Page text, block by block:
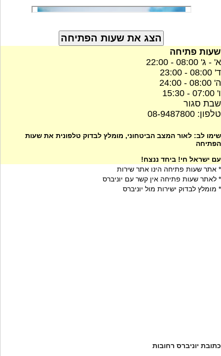
שעות פתיחה
א' - ג' 08:00 - 22:00
ד' 08:00 - 23:00
ה' 08:00 - 24:00
ו' 07:00 - 15:30
שבת סגור
טלפון: 08-9487800
שימו לב: לאור המצב הביטחוני, מומלץ לבדוק טלפונית את שעות
הפתיחה
עם ישראל חי! ביחד ננצח!
* אתר שעות פתיחה הינו אתר שירות
* לאתר שעות פתיחה אין קשר עם יוניברס
* מומלץ לבדוק ישירות מול יוניברס
כתובת יוניברס רחובות